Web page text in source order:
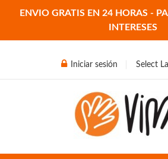
ENVIO GRATIS EN 24 HORAS -
INTERESES
Iniciar sesión Select